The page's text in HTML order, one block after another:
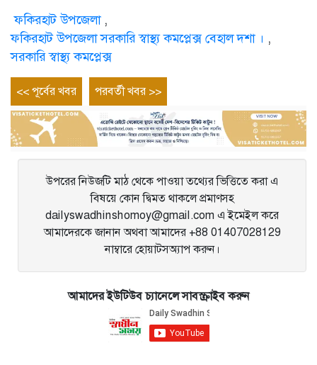
ফকিরহাট উপজেলা ,
ফকিরহাট উপজেলা সরকারি স্বাস্থ্য কমপ্লেক্স বেহাল দশা । ,
সরকারি স্বাস্থ্য কমপ্লেক্স
Post
navigation
<< পূর্বের খবর
Previous
entry
পরবর্তী খবর >>
উপরের নিউজটি মাঠ থেকে পাওয়া তথ্যের ভিত্তিতে করা এ
বিষয়ে কোন দ্বিমত থাকলে প্রমাণসহ
dailyswadhinshomoy@gmail.com এ ইমেইল করে
আমাদেরকে জানান অথবা আমাদের +88 01407028129
নাম্বারে হোয়াটসঅ্যাপ করুন।
আমাদের ইউটিউব চ্যানেলে সাবস্ক্রাইব করুন